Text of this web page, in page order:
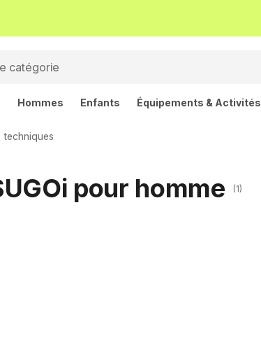
Hommes Enfants Équipements & Activités
techniques
pour homme (1)